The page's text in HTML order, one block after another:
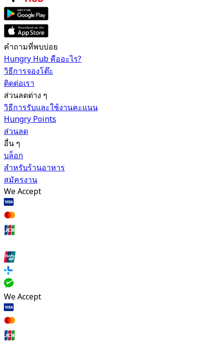
คำถามที่พบบ่อย
Hungry Hub คืออะไร?
วิธีการจองโต๊ะ
ติดต่อเรา
ส่วนลดต่าง ๆ
วิธีการรับและใช้งานคะแนน
Hungry Points
ส่วนลด
อื่น ๆ
บล็อก
สำหรับร้านอาหาร
สมัครงาน
We Accept
We Accept